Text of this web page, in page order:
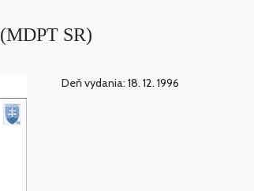
SR)
Deň vydania: 18. 12. 1996